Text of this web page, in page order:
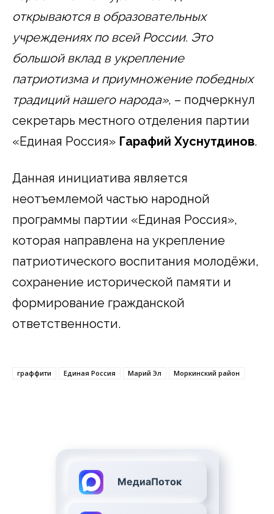
открываются в образовательных
учреждениях по всей России. Это
большой вклад в укрепление
патриотизма и приумножение победных
традиций нашего народа», – подчеркнул
секретарь местного отделения партии
«Единая Россия» Гарафий Хуснутдинов.
Данная инициатива является
неотъемлемой частью народной
программы партии «Единая Россия»,
которая направлена на укрепление
патриотического воспитания молодёжи,
сохранение исторической памяти и
формирование гражданской
ответственности.
граффити Единая Россия Марий Эл Моркинский район
МедиаПоток